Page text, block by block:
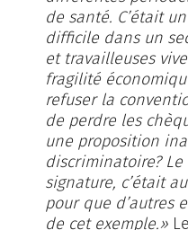
de santé. C’était
difficile dans un
et travailleuses
fragilité
refuser la
de perdre les
une proposition
discriminatoire?
signature, c’était
pour que d’autres
de cet exemple.»